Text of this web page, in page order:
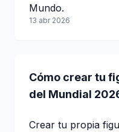
Mundo.
13 abr 2026
Cómo crear tu
del Mundial
Crear tu propia